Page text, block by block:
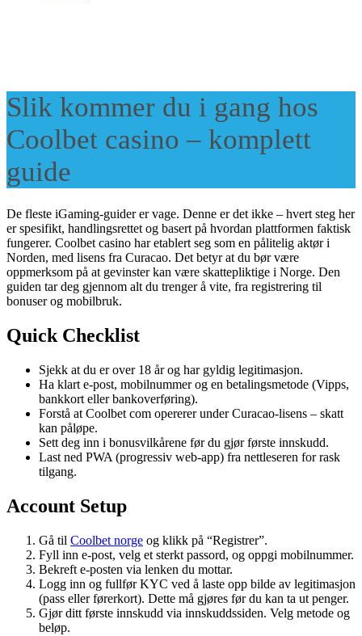
Slik kommer du i gang hos
Coolbet casino – komplett
guide
De fleste iGaming-guider er vage. Denne er det ikke – hvert steg her
er spesifikt, handlingsrettet og basert på hvordan plattformen faktisk
fungerer. Coolbet casino har etablert seg som en pålitelig aktør i
Norden, med lisens fra Curacao. Det betyr at du bør være
oppmerksom på at gevinster kan være skattepliktige i Norge. Den
guiden tar deg gjennom alt du trenger å vite, fra registrering til
bonuser og mobilbruk.
Quick Checklist
Sjekk at du er over 18 år og har gyldig legitimasjon.
Ha klart e-post, mobilnummer og en betalingsmetode (Vipps,
bankkort eller bankoverføring).
Forstå at Coolbet com opererer under Curacao-lisens – skatt
kan påløpe.
Sett deg inn i bonusvilkårene før du gjør første innskudd.
Last ned PWA (progressiv web-app) fra nettleseren for rask
tilgang.
Account Setup
Gå til Coolbet norge og klikk på “Registrer”.
Fyll inn e-post, velg et sterkt passord, og oppgi mobilnummer.
Bekreft e-posten via lenken du mottar.
Logg inn og fullfør KYC ved å laste opp bilde av legitimasjon
(pass eller førerkort). Dette må gjøres før du kan ta ut penger.
Gjør ditt første innskudd via innskuddssiden. Velg metode og
beløp.